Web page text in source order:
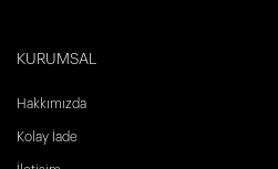
KURUMSAL
Hakkımızda
Kolay İade